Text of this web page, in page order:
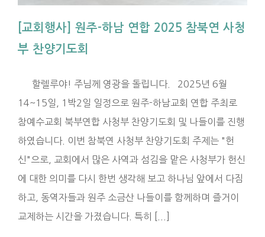
[교회행사] 원주-하남 연합 2025 참북연 사청
부 찬양기도회
할렐루야! 주님께 영광을 돌립니다. 2025년 6월
14~15일, 1박2일 일정으로 원주-하남교회 연합 주최로
참예수교회 북부연합 사청부 찬양기도회 및 나들이를 진행
하였습니다. 이번 참북연 사청부 찬양기도회 주제는 "헌
신"으로, 교회에서 많은 사역과 섬김을 맡은 사청부가 헌신
에 대한 의미를 다시 한번 생각해 보고 하나님 앞에서 다짐
하고, 동역자들과 원주 소금산 나들이를 함께하며 즐거이
교제하는 시간을 가졌습니다. 특히 [...]